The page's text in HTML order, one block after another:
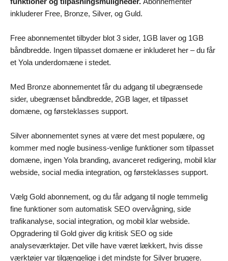
inkluderer Free, Bronze, Silver, og Guld.
Free abonnementet tilbyder blot 3 sider, 1GB laver og 1GB
båndbredde. Ingen tilpasset domæne er inkluderet her – du får
et Yola underdomæne i stedet.
Med Bronze abonnementet får du adgang til ubegrænsede
sider, ubegrænset båndbredde, 2GB lager, et tilpasset
domæne, og førsteklasses support.
Silver abonnementet synes at være det mest populære, og
kommer med nogle business-venlige funktioner som tilpasset
domæne, ingen Yola branding, avanceret redigering, mobil klar
webside, social media integration, og førsteklasses support.
Vælg Gold abonnement, og du får adgang til nogle temmelig
fine funktioner som automatisk SEO overvågning, side
trafikanalyse, social integration, og mobil klar webside.
Opgradering til Gold giver dig kritisk SEO og side
analyseværktøjer. Det ville have været lækkert, hvis disse
værktøjer var tilgængelige i det mindste for Silver brugere.